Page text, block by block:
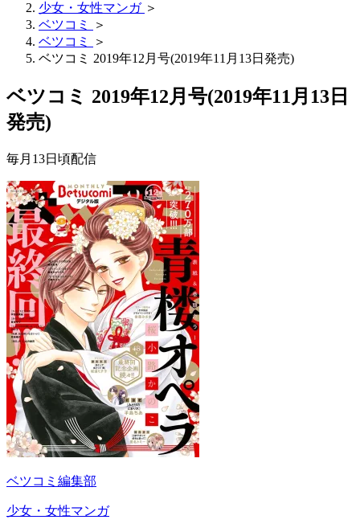
少女・女性マンガ ＞
ベツコミ
＞
ベツコミ
＞
ベツコミ 2019年12月号(2019年11月13日発売)
ベツコミ 2019年12月号(2019年11月13日
発売)
毎月13日頃配信
ベツコミ編集部
少女・女性マンガ